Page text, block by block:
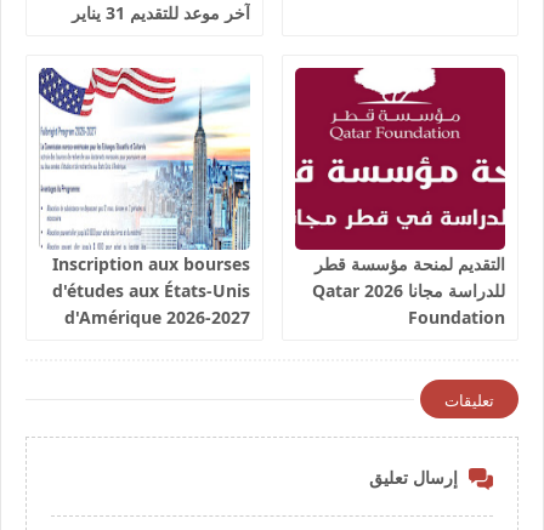
آخر موعد للتقديم 31 يناير
التقديم لمنحة مؤسسة قطر
للدراسة مجانا 2026 Qatar
Foundation
Inscription aux bourses
d'études aux États-Unis
d'Amérique 2026-2027
تعليقات
إرسال تعليق